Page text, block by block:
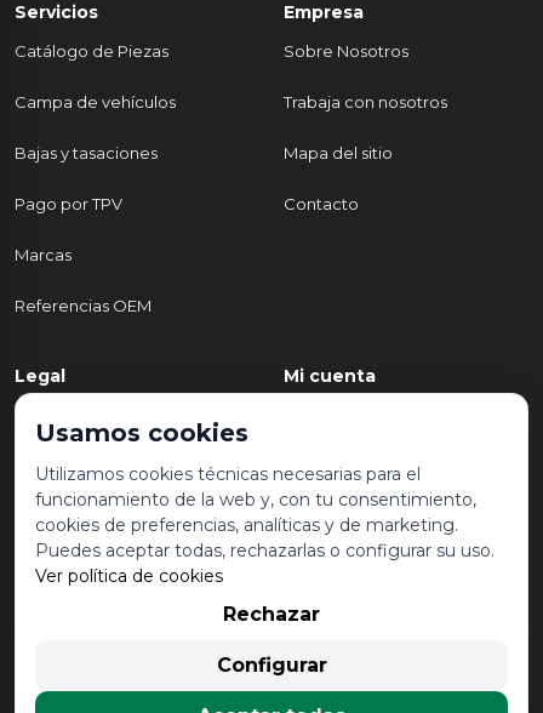
Servicios
Catálogo de Piezas
Campa de vehículos
Bajas y tasaciones
Pago por TPV
Marcas
Referencias OEM
Empresa
Sobre Nosotros
Trabaja con nosotros
Mapa del sitio
Contacto
Legal
Política de Privacidad
Aviso legal y condiciones de
uso
Política de Cookies
Mi cuenta
Mis pedidos
Lista de deseos
© 2026 Desguace Malvarrosa. Todos los derechos reservados |
Desarrollado por
Usamos cookies
Utilizamos cookies técnicas necesarias para el
funcionamiento de la web y, con tu consentimiento,
cookies de preferencias, analíticas y de marketing.
Puedes aceptar todas, rechazarlas o configurar su uso.
Ver política de cookies
Rechazar
Configurar